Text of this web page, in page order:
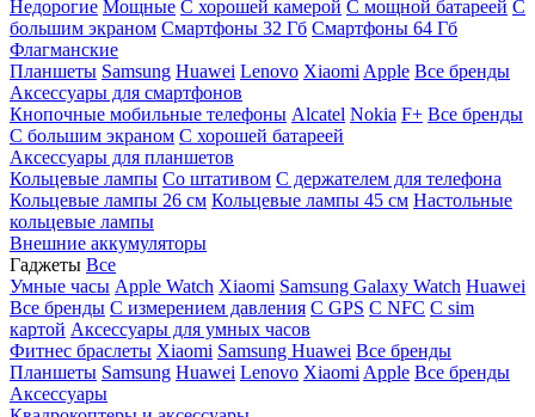
Недорогие Мощные С хорошей камерой С мощной батареей С
большим экраном Смартфоны 32 Гб Смартфоны 64 Гб
Флагманские
Планшеты Samsung Huawei Lenovo Xiaomi Apple Все бренды
Аксессуары для смартфонов
Кнопочные мобильные телефоны Alcatel Nokia F+ Все бренды
С большим экраном С хорошей батареей
Аксессуары для планшетов
Кольцевые лампы Со штативом C держателем для телефона
Кольцевые лампы 26 см Кольцевые лампы 45 см Настольные
кольцевые лампы
Внешние аккумуляторы
Гаджеты Все
Умные часы Apple Watch Xiaomi Samsung Galaxy Watch Huawei
Все бренды C измерением давления C GPS C NFC C sim
картой Аксессуары для умных часов
Фитнес браслеты Xiaomi Samsung Huawei Все бренды
Планшеты Samsung Huawei Lenovo Xiaomi Apple Все бренды
Аксессуары